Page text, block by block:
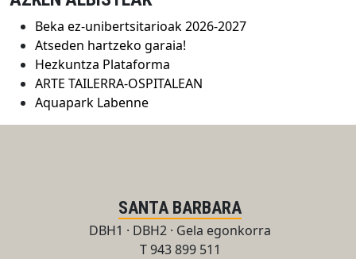
Beka ez-unibertsitarioak 2026-2027
Atseden hartzeko garaia!
Hezkuntza Plataforma
ARTE TAILERRA-OSPITALEAN
Aquapark Labenne
SANTA BARBARA
DBH1 · DBH2 · Gela egonkorra
T 943 899 511